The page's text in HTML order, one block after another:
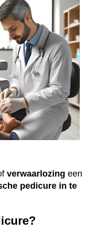
verwaarlozing een
pedicure in te